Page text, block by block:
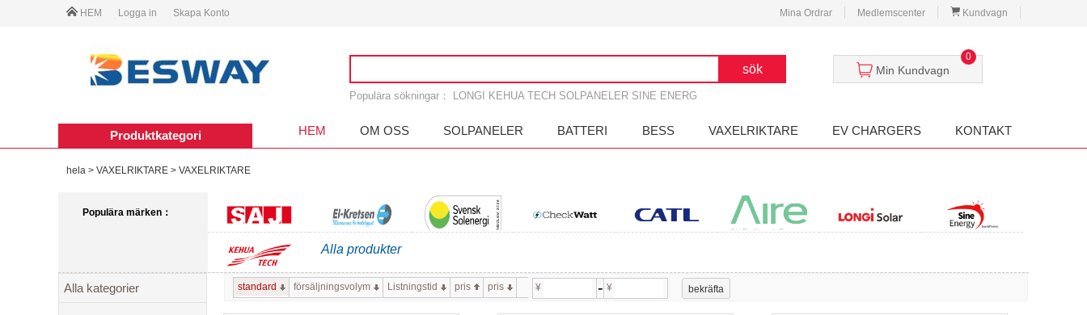
HEM Logga in Skapa Konto Mina Ordrar Medlemscenter Kundvagn
sök
Populära sökningar： LONGI KEHUA TECH SOLPANELER SINE ENERG
Min Kundvagn
0
Produktkategori HEM OM OSS SOLPANELER BATTERI BESS VAXELRIKTARE EV CHARGERS KONTAKT
hela > VAXELRIKTARE > VAXELRIKTARE
Populära märken：
SAJ El-kretsen
KEHUA TECH
Alla produkter
Alla kategorier standard försäljningsvolym Listningstid pris pris ¥ - ¥ bekräfta